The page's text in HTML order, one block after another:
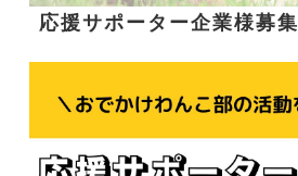
応援サポーター企業様募集